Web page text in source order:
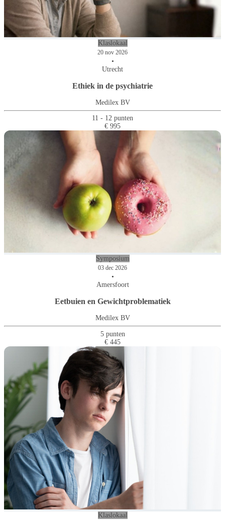
Klaslokaal
20 nov 2026
•
Utrecht
Ethiek in de psychiatrie
Medilex BV
11 - 12 punten
€ 995
Symposium
03 dec 2026
•
Amersfoort
Eetbuien en Gewichtproblematiek
Medilex BV
5 punten
€ 445
Klaslokaal